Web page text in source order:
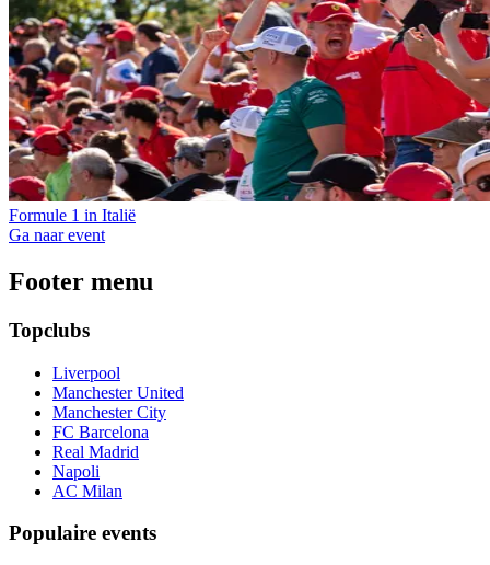
Formule 1 in Italië
Ga naar event
Footer menu
Topclubs
Liverpool
Manchester United
Manchester City
FC Barcelona
Real Madrid
Napoli
AC Milan
Populaire events